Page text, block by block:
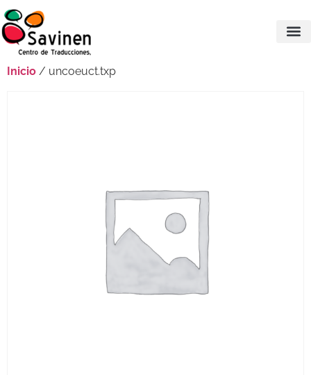
Inicio / uncoeuct.txp